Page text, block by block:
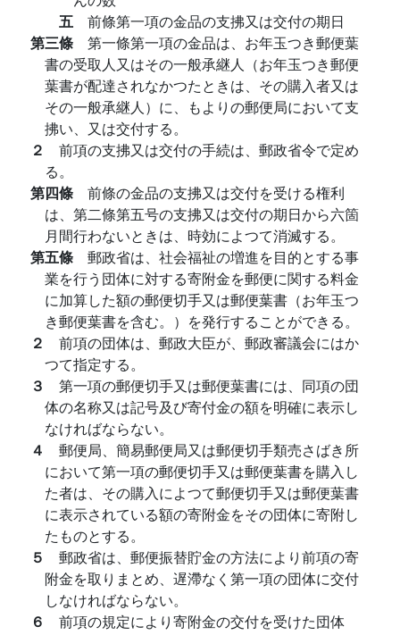
五 前條第一項の金品の支拂又は交付の期日
第三條 第一條第一項の金品は、お年玉つき郵便葉
書の受取人又はその一般承継人（お年玉つき郵便
葉書が配達されなかつたときは、その購入者又は
その一般承継人）に、もよりの郵便局において支
拂い、又は交付する。
２ 前項の支拂又は交付の手続は、郵政省令で定め
る。
第四條 前條の金品の支拂又は交付を受ける権利
は、第二條第五号の支拂又は交付の期日から六箇
月間行わないときは、時効によつて消滅する。
第五條 郵政省は、社会福祉の増進を目的とする事
業を行う団体に対する寄附金を郵便に関する料金
に加算した額の郵便切手又は郵便葉書（お年玉つ
き郵便葉書を含む。）を発行することができる。
２ 前項の団体は、郵政大臣が、郵政審議会にはか
つて指定する。
３ 第一項の郵便切手又は郵便葉書には、同項の団
体の名称又は記号及び寄付金の額を明確に表示し
なければならない。
４ 郵便局、簡易郵便局又は郵便切手類売さばき所
において第一項の郵便切手又は郵便葉書を購入し
た者は、その購入によつて郵便切手又は郵便葉書
に表示されている額の寄附金をその団体に寄附し
たものとする。
５ 郵政省は、郵便振替貯金の方法により前項の寄
附金を取りまとめ、遅滯なく第一項の団体に交付
しなければならない。
６ 前項の規定により寄附金の交付を受けた団体